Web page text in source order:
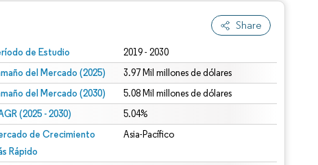
Share
de Estudio 2019 - 2030
del Mercado (2025) 3.97 Mil millones de dólares
del Mercado (2030) 5.08 Mil millones de dólares
(2025 - 2030) 5.04%
de Crecimiento
Rápido
Asia-Pacífico